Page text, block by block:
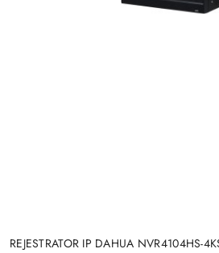
REJESTRATOR IP DAHUA NVR4104HS-